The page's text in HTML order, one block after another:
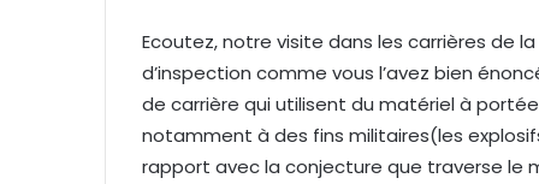
Ecoutez, notre visite dans les carrières de
d’inspection comme vous l’avez bien
de carrière qui utilisent du matériel à
notamment à des fins militaires(les
rapport avec la conjecture que traverse le